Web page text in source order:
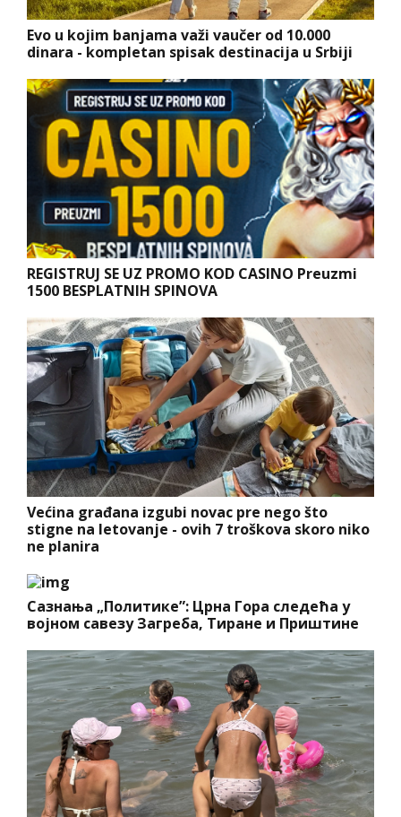
Evo u kojim banjama važi vaučer od 10.000
dinara - kompletan spisak destinacija u Srbiji
REGISTRUJ SE UZ PROMO KOD CASINO Preuzmi
1500 BESPLATNIH SPINOVA
Većina građana izgubi novac pre nego što
stigne na letovanje - ovih 7 troškova skoro niko
ne planira
Сазнања „Политике”: Црна Гора следећа у
војном савезу Загреба, Тиране и Приштине